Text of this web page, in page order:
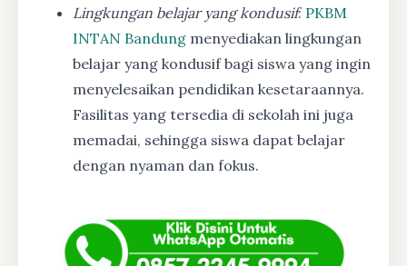
Lingkungan belajar yang kondusif: PKBM
INTAN Bandung menyediakan lingkungan
belajar yang kondusif bagi siswa yang ingin
menyelesaikan pendidikan kesetaraannya.
Fasilitas yang tersedia di sekolah ini juga
memadai, sehingga siswa dapat belajar
dengan nyaman dan fokus.